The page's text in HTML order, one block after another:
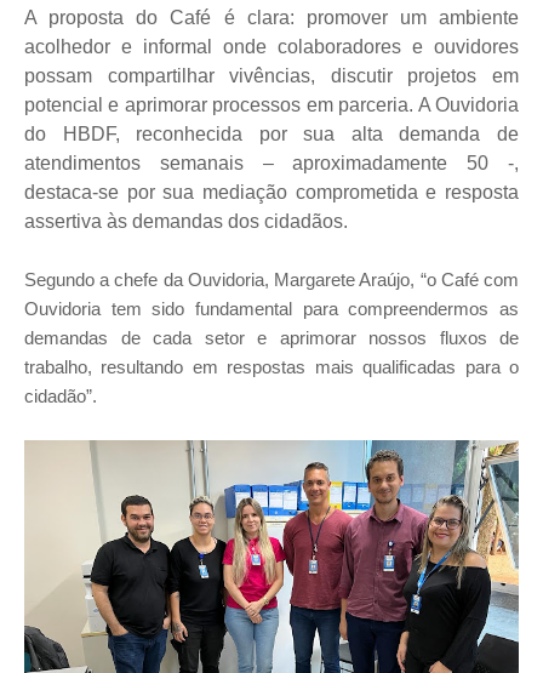
A proposta do Café é clara: promover um ambiente
acolhedor e informal onde colaboradores e ouvidores
possam compartilhar vivências, discutir projetos em
potencial e aprimorar processos em parceria. A Ouvidoria
do HBDF, reconhecida por sua alta demanda de
atendimentos semanais – aproximadamente 50 -,
destaca-se por sua mediação comprometida e resposta
assertiva às demandas dos cidadãos.
Segundo a chefe da Ouvidoria, Margarete Araújo, “o Café com
Ouvidoria tem sido fundamental para compreendermos as
demandas de cada setor e aprimorar nossos fluxos de
trabalho, resultando em respostas mais qualificadas para o
cidadão”.